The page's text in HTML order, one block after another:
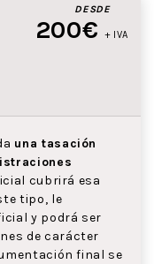
DESDE
200€ + IVA
una tasación
cubrirá esa
tipo, le
y podrá ser
de carácter
final se